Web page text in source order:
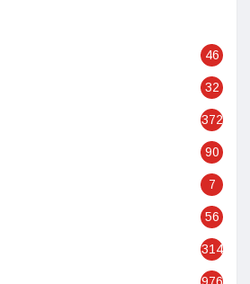
46
32
372
90
7
56
314